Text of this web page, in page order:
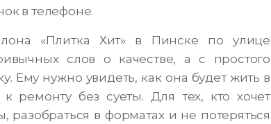
в телефоне.
«Плитка Хит» в Пинске по улице
слов о качестве, а с простого
Ему нужно увидеть, как она будет жить в
ремонту без суеты. Для тех, кто хочет
разобраться в форматах и не потеряться